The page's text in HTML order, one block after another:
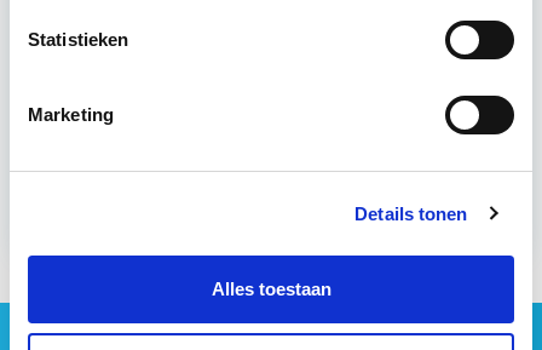
Statistieken
Marketing
Details tonen
Alles toestaan
Eerstvolgende startdatum
Meer informatie